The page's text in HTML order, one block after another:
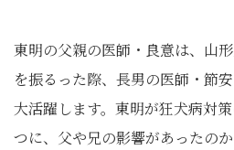
東明の父親の医師・良意は、山
を振るった際、長男の医師・節
大活躍します。東明が狂犬病対
つに、父や兄の影響があったのか